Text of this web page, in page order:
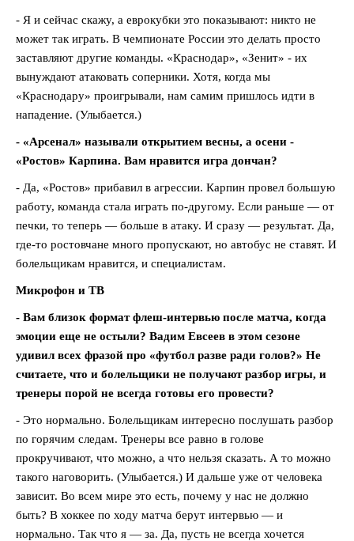
- Я и сейчас скажу, а еврокубки это показывают: никто не
может так играть. В чемпионате России это делать просто
заставляют другие команды. «Краснодар», «Зенит» - их
вынуждают атаковать соперники. Хотя, когда мы
«Краснодару» проигрывали, нам самим пришлось идти в
нападение. (Улыбается.)
- «Арсенал» называли открытием весны, а осени -
«Ростов» Карпина. Вам нравится игра дончан?
- Да, «Ростов» прибавил в агрессии. Карпин провел большую
работу, команда стала играть по-другому. Если раньше — от
печки, то теперь — больше в атаку. И сразу — результат. Да,
где-то ростовчане много пропускают, но автобус не ставят. И
болельщикам нравится, и специалистам.
Микрофон и ТВ
- Вам близок формат флеш-интервью после матча, когда
эмоции еще не остыли? Вадим Евсеев в этом сезоне
удивил всех фразой про «футбол разве ради голов?» Не
считаете, что и болельщики не получают разбор игры, и
тренеры порой не всегда готовы его провести?
- Это нормально. Болельщикам интересно послушать разбор
по горячим следам. Тренеры все равно в голове
прокручивают, что можно, а что нельзя сказать. А то можно
такого наговорить. (Улыбается.) И дальше уже от человека
зависит. Во всем мире это есть, почему у нас не должно
быть? В хоккее по ходу матча берут интервью — и
нормально. Так что я — за. Да, пусть не всегда хочется